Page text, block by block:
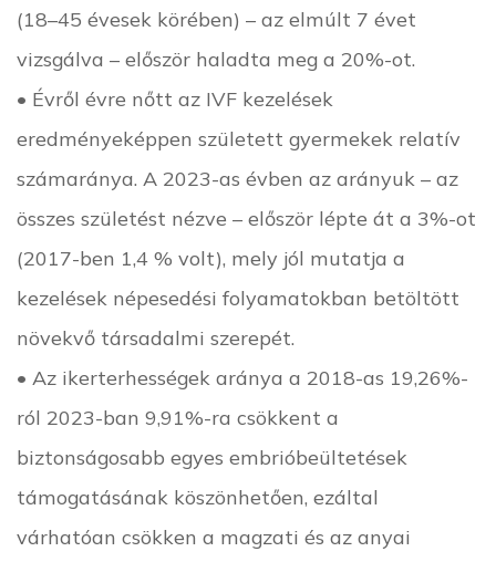
(18–45 évesek körében) – az elmúlt 7 évet
vizsgálva – először haladta meg a 20%-ot.
• Évről évre nőtt az IVF kezelések
eredményeképpen született gyermekek relatív
számaránya. A 2023-as évben az arányuk – az
összes születést nézve – először lépte át a 3%-ot
(2017-ben 1,4 % volt), mely jól mutatja a
kezelések népesedési folyamatokban betöltött
növekvő társadalmi szerepét.
• Az ikerterhességek aránya a 2018-as 19,26%-
ról 2023-ban 9,91%-ra csökkent a
biztonságosabb egyes embrióbeültetések
támogatásának köszönhetően, ezáltal
várhatóan csökken a magzati és az anyai